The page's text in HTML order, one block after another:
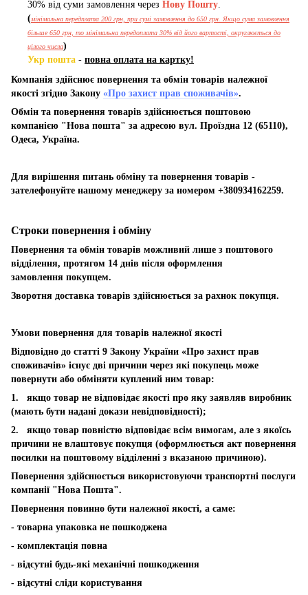
30% від суми замовлення через Нову Пошту.
(мінімальна передплата 200 грн, при сумі замовлення до 650 грн. Якщо сума замовлення
більше 650 грн, то мінімальна передоплата 30% від його вартості, округлюється до
цілого числа)
Укр пошта - повна оплата на картку!
Компанія здійснює повернення та обмін товарів належної
якості згідно Закону «Про захист прав споживачів».
Обмін та повернення товарів здійснюється поштовою
компанією "Нова пошта" за адресою вул. Проїздна 12 (65110),
Одеса, Україна.
Для вирішення питань обміну та повернення товарів -
зателефонуйте нашому менеджеру за номером +380934162259.
Строки повернення і обміну
Повернення та обмін товарів можливий лише з поштового
відділення, протягом 14 днів після оформлення
замовлення покупцем.
Зворотня доставка товарів здійснюється за рахнок покупця.
Умови повернення для товарів належної якості
Відповідно до статті 9 Закону України «Про захист прав
споживачів» існує дві причини через які покупець може
повернути або обміняти куплений ним товар:
1. якщо товар не відповідає якості про яку заявляв виробник
(мають бути надані докази невідповідності);
2. якщо товар повністю відповідає всім вимогам, але з якоїсь
причини не влаштовує покупця (оформлюється акт повернення
посилки на поштовому відділенні з вказаною причиною).
Повернення здійснюється використовуючи транспортні послуги
компанії "Нова Пошта".
Повернення повинно бути належної якості, а саме:
- товарна упаковка не пошкоджена
- комплектація повна
- відсутні будь-які механічні пошкодження
- відсутні сліди користування